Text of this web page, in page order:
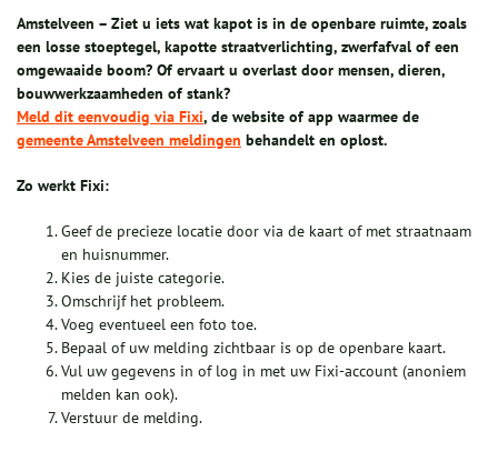
Amstelveen – Ziet u iets wat kapot is in de openbare ruimte, zoals
een losse stoeptegel, kapotte straatverlichting, zwerfafval of een
omgewaaide boom? Of ervaart u overlast door mensen, dieren,
bouwwerkzaamheden of stank?
Meld dit eenvoudig via Fixi, de website of app waarmee de
gemeente Amstelveen meldingen behandelt en oplost.
Zo werkt Fixi:
Geef de precieze locatie door via de kaart of met straatnaam
en huisnummer.
Kies de juiste categorie.
Omschrijf het probleem.
Voeg eventueel een foto toe.
Bepaal of uw melding zichtbaar is op de openbare kaart.
Vul uw gegevens in of log in met uw Fixi-account (anoniem
melden kan ook).
Verstuur de melding.